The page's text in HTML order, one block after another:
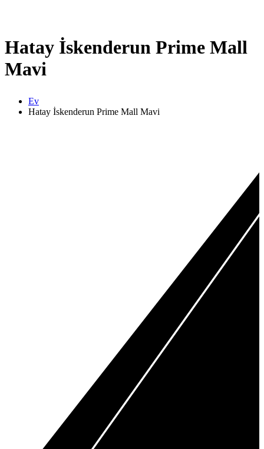
Hatay İskenderun Prime Mall
Mavi
Ev
Hatay İskenderun Prime Mall Mavi